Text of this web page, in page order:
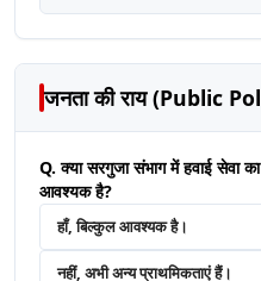
जनता की राय (Public
Q. क्या सरगुजा संभाग में हवाई सेवा
आवश्यक है?
हाँ, बिल्कुल आवश्यक है।
नहीं, अभी अन्य प्राथमिकताएं हैं।